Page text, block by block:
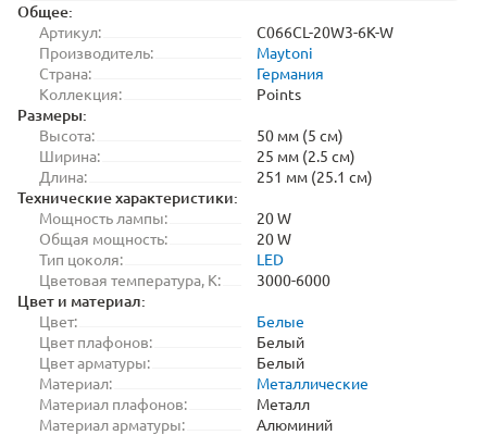
Общее:
Артикул:
C066CL-20W3-6K-W
Производитель:
Maytoni
Страна:
Германия
Коллекция:
Points
Размеры:
Высота:
50 мм (5 см)
Ширина:
25 мм (2.5 см)
Длина:
251 мм (25.1 см)
Технические характеристики:
Мощность лампы:
20 W
Общая мощность:
20 W
Тип цоколя:
LED
Цветовая температура, K:
3000-6000
Цвет и материал:
Цвет:
Белые
Цвет плафонов:
Белый
Цвет арматуры:
Белый
Материал:
Металлические
Материал плафонов:
Металл
Материал арматуры:
Алюминий